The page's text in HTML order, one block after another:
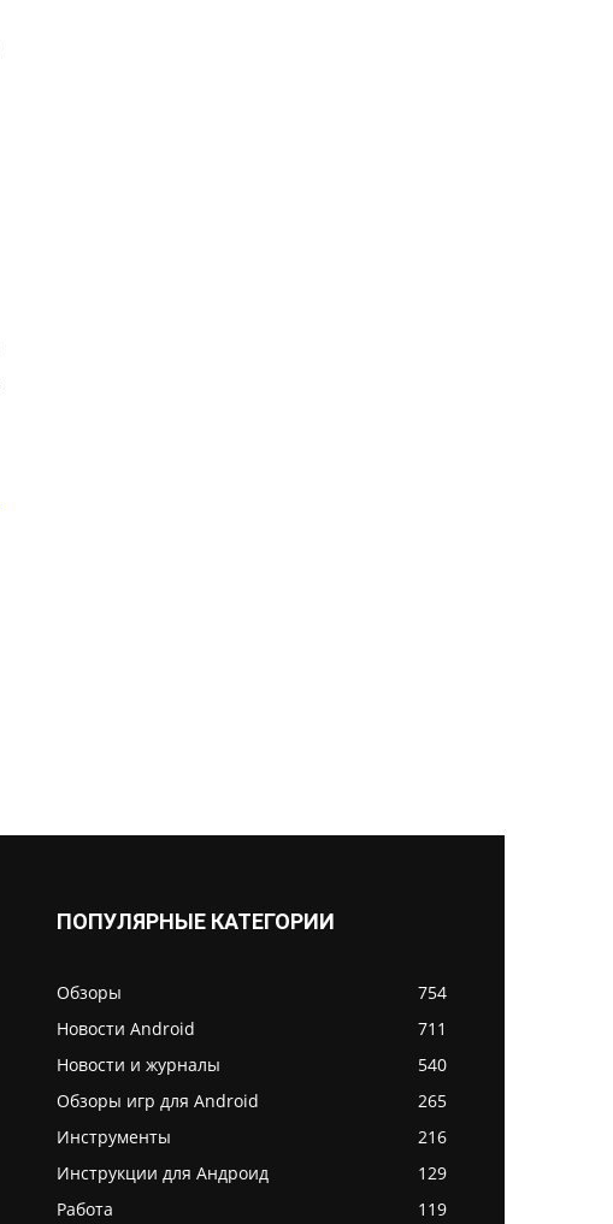
ПОПУЛЯРНЫЕ КАТЕГОРИИ
Обзоры
754
Новости Android
711
Новости и журналы
540
Обзоры игр для Android
265
Инструменты
216
Инструкции для Андроид
129
Работа
119